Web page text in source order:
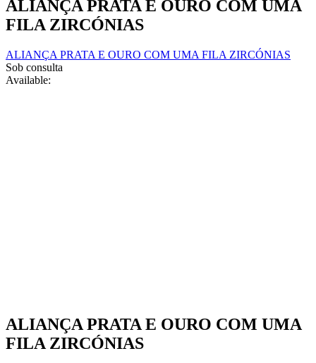
chosen
page
The
chosen
ALIANÇA PRATA E OURO COM UMA
FILA ZIRCÓNIAS
ALIANÇA PRATA E OURO COM UMA FILA ZIRCÓNIAS
Sob consulta
Available:
ALIANÇA PRATA E OURO COM UMA
FILA ZIRCÓNIAS